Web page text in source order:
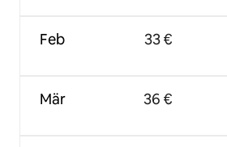
Feb
Mär
33 €
36 €